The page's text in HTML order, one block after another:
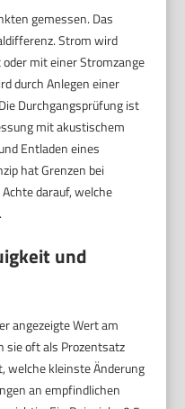
gemessen. Das
Strom wird
mit einer Stromzange
durch Anlegen einer
Durchgangsprüfung ist
mit akustischem
Entladen eines
hat Grenzen bei
darauf, welche
und
angezeigte Wert am
sie oft als Prozentsatz
welche kleinste Änderung
an empfindlichen